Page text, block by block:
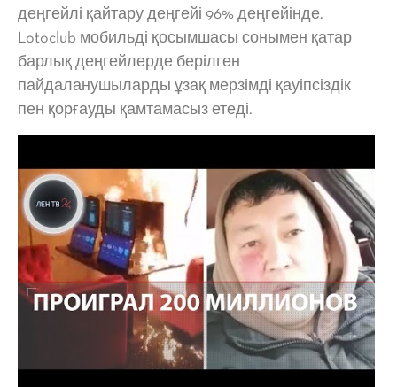
деңгейлі қайтару деңгейі 96% деңгейінде.
Lotoclub мобильді қосымшасы сонымен қатар
барлық деңгейлерде берілген
пайдаланушыларды ұзақ мерзімді қауіпсіздік
пен қорғауды қамтамасыз етеді.